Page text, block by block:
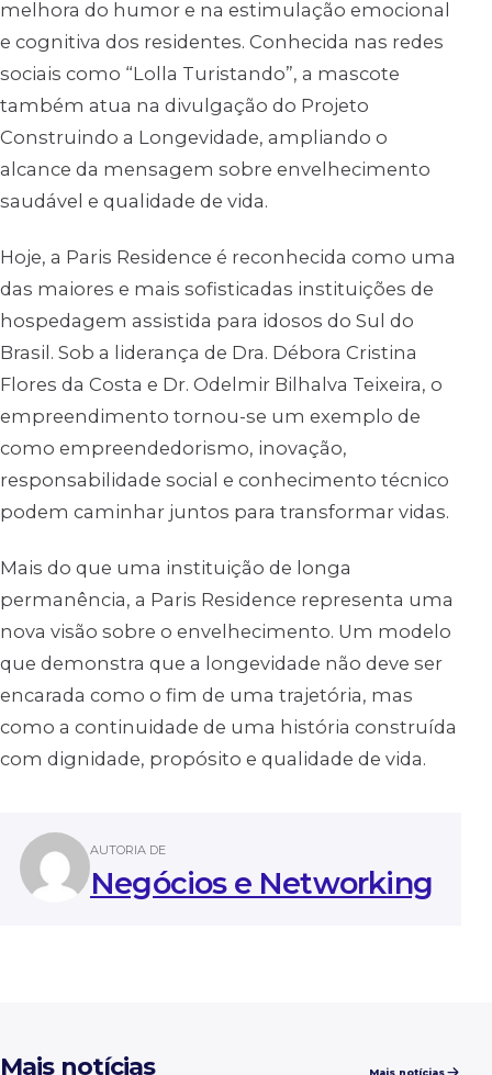
melhora do humor e na estimulação emocional
e cognitiva dos residentes. Conhecida nas redes
sociais como “Lolla Turistando”, a mascote
também atua na divulgação do Projeto
Construindo a Longevidade, ampliando o
alcance da mensagem sobre envelhecimento
saudável e qualidade de vida.
Hoje, a Paris Residence é reconhecida como uma
das maiores e mais sofisticadas instituições de
hospedagem assistida para idosos do Sul do
Brasil. Sob a liderança de Dra. Débora Cristina
Flores da Costa e Dr. Odelmir Bilhalva Teixeira, o
empreendimento tornou-se um exemplo de
como empreendedorismo, inovação,
responsabilidade social e conhecimento técnico
podem caminhar juntos para transformar vidas.
Mais do que uma instituição de longa
permanência, a Paris Residence representa uma
nova visão sobre o envelhecimento. Um modelo
que demonstra que a longevidade não deve ser
encarada como o fim de uma trajetória, mas
como a continuidade de uma história construída
com dignidade, propósito e qualidade de vida.
AUTORIA DE
Negócios e Networking
Mais notícias Mais notícias